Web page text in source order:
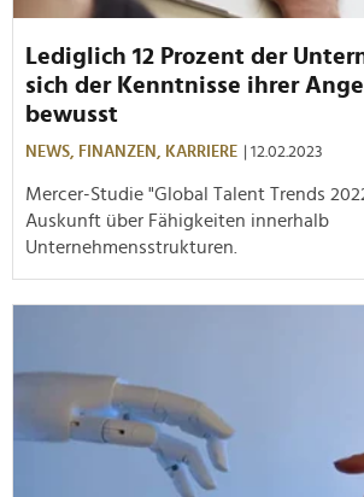
Lediglich 12 Prozent der
sich der Kenntnisse ihrer
bewusst
NEWS, FINANZEN, KARRIERE | 12.02.2023
Mercer-Studie "Global Talent Trends
Auskunft über Fähigkeiten innerhalb
Unternehmensstrukturen.